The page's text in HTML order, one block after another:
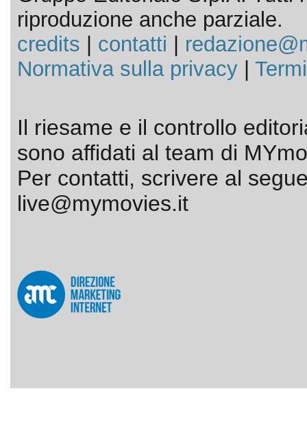
riproduzione anche parziale.
credits
contatti
Normativa sulla privacy|
Il riesame e il controllo
sono affidati al team di
Per contatti, scrivere al
live@mymovies.it